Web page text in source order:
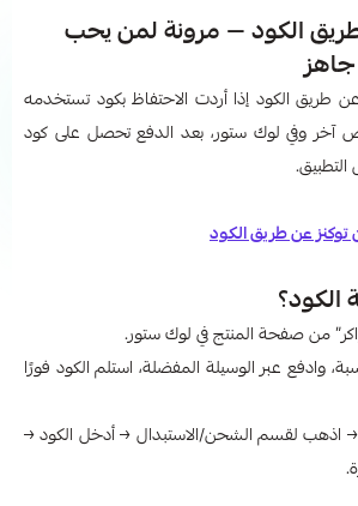
الكود — مرونة لمن يحب
جاهز
الكود إذا أردت الاحتفاظ بكود تستخدمه
آخر وفي لوك ستور، بعد الدفع تحصل على كود
عن طريق الكود
من صفحة المنتج في لوك ستور.
وادفع عبر الوسيلة المفضلة، استلم الكود فورًا
اذهب لقسم الشحن/الاستبدال → أدخل الكود →